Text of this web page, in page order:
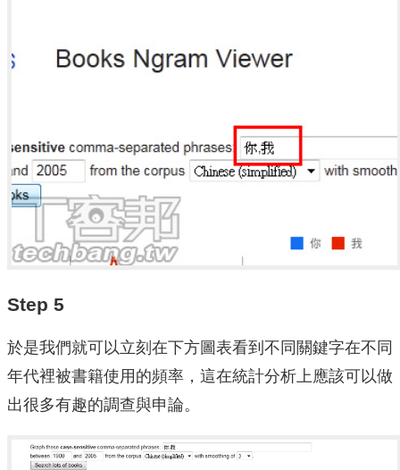
Step 5
於是我們就可以立刻在下方圖表看到不同關鍵字在不同
年代裡被書籍使用的頻率，這在統計分析上應該可以做
出很多有趣的調查與申論。